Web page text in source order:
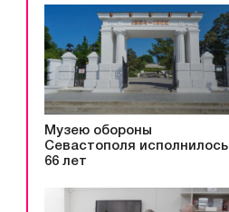
Музею обороны
Севастополя исполнилось
66 лет